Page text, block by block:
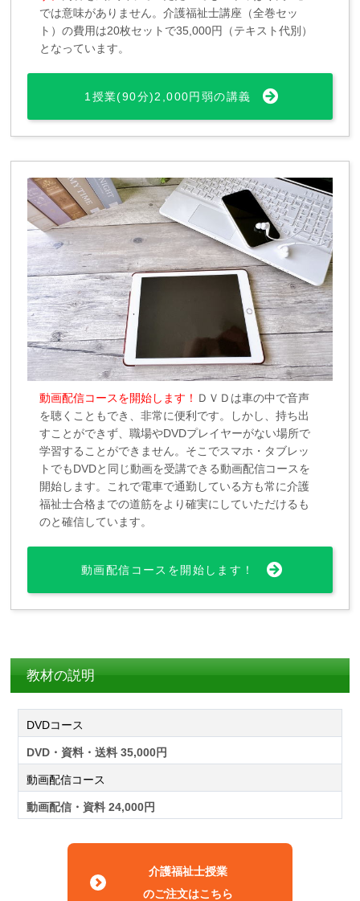
では意味がありません。介護福祉士講座（全巻セッ
ト）の費用は20枚セットで35,000円（テキスト代別）
となっています。
1授業(90分)2,000円弱の講義
動画配信コースを開始します！ ＤＶＤは車の中で音声
を聴くこともでき、非常に便利です。しかし、持ち出
すことができず、職場やDVDプレイヤーがない場所で
学習することができません。そこでスマホ・タブレッ
トでもDVDと同じ動画を受講できる動画配信コースを
開始します。これで電車で通勤している方も常に介護
福祉士合格までの道筋をより確実にしていただけるも
のと確信しています。
動画配信コースを開始します！
教材の説明
DVDコース
DVD・資料・送料 35,000円
動画配信コース
動画配信・資料 24,000円
介護福祉士授業
のご注文はこちら